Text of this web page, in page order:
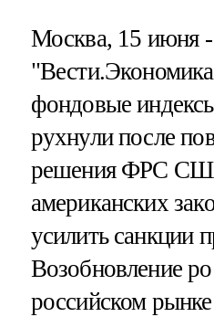
Москва, 15 июня -
фондовые
рухнули после
решения ФРС
американских
усилить санкции
Возобновление
российском